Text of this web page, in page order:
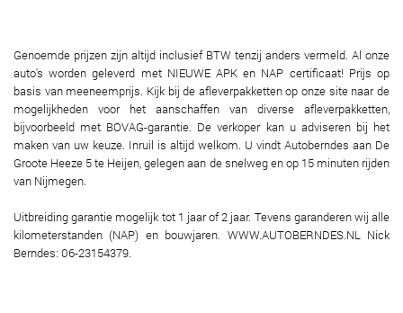
Genoemde prijzen zijn altijd inclusief BTW tenzij anders vermeld. Al onze
auto's worden geleverd met NIEUWE APK en NAP certificaat! Prijs op
basis van meeneemprijs. Kijk bij de afleverpakketten op onze site naar de
mogelijkheden voor het aanschaffen van diverse afleverpakketten,
bijvoorbeeld met BOVAG-garantie. De verkoper kan u adviseren bij het
maken van uw keuze. Inruil is altijd welkom. U vindt Autoberndes aan De
Groote Heeze 5 te Heijen, gelegen aan de snelweg en op 15 minuten rijden
van Nijmegen.
Uitbreiding garantie mogelijk tot 1 jaar of 2 jaar. Tevens garanderen wij alle
kilometerstanden (NAP) en bouwjaren. WWW.AUTOBERNDES.NL Nick
Berndes: 06-23154379.